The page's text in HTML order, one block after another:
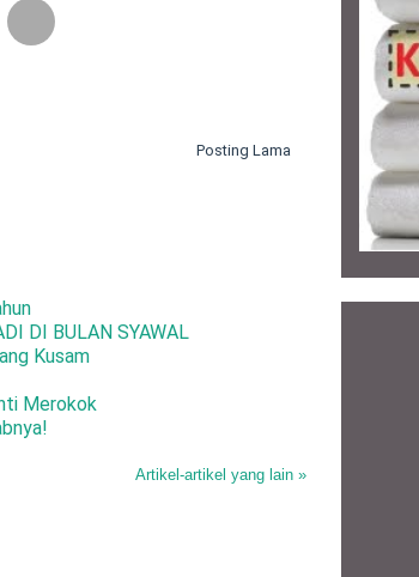
Posting Lama
DI BULAN SYAWAL
Kusam
Merokok
Artikel-artikel yang lain »